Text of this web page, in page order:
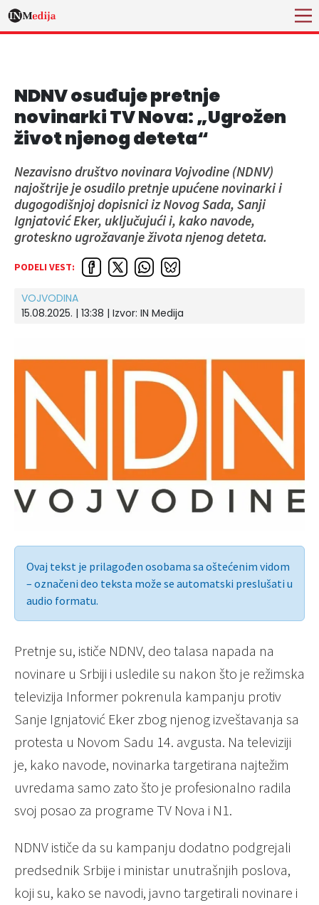
NDNV osuđuje pretnje
novinarki TV Nova: „Ugrožen
život njenog deteta“
Nezavisno društvo novinara Vojvodine (NDNV)
najoštrije je osudilo pretnje upućene novinarki i
dugogodišnjoj dopisnici iz Novog Sada, Sanji
Ignjatović Eker, uključujući i, kako navode,
groteskno ugrožavanje života njenog deteta.
PODELI VEST:
VOJVODINA
15.08.2025. | 13:38 | Izvor: IN Medija
Ovaj tekst je prilagođen osobama sa oštećenim vidom
– označeni deo teksta može se automatski preslušati u
audio formatu.
Pretnje su, ističe NDNV, deo talasa napada na
novinare u Srbiji i usledile su nakon što je režimska
televizija Informer pokrenula kampanju protiv
Sanje Ignjatović Eker zbog njenog izveštavanja sa
protesta u Novom Sadu 14. avgusta. Na televiziji
je, kako navode, novinarka targetirana najtežim
uvredama samo zato što je profesionalno radila
svoj posao za programe TV Nova i N1.
NDNV ističe da su kampanju dodatno podgrejali
predsednik Srbije i ministar unutrašnjih poslova,
koji su, kako se navodi, javno targetirali novinare i